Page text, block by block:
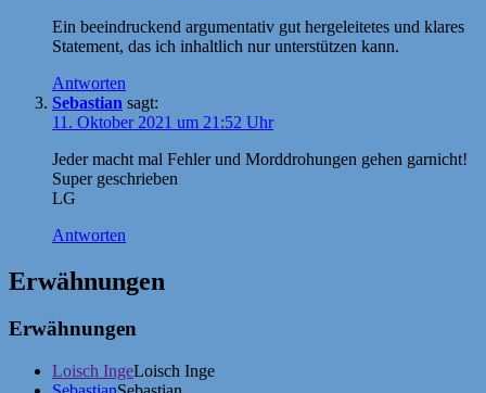
Ein beeindruckend argumentativ gut hergeleitetes und klares
Statement, das ich inhaltlich nur unterstützen kann.
Antworten
Sebastian sagt:
11. Oktober 2021 um 21:52 Uhr
Jeder macht mal Fehler und Morddrohungen gehen garnicht!
Super geschrieben
LG
Antworten
Erwähnungen
Erwähnungen
Loisch IngeLoisch Inge